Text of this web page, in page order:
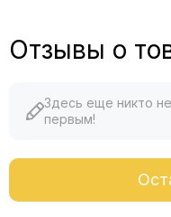
Отзывы о
Здесь еще никто
первым!